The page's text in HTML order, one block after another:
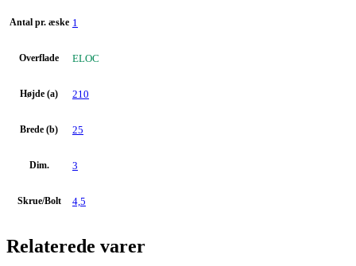
Antal pr. æske 1
Overflade ELOC
Højde (a) 210
Brede (b) 25
Dim. 3
Skrue/Bolt 4,5
Relaterede varer